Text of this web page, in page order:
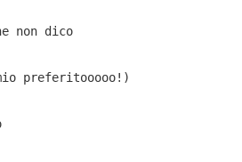
non dico
preferitooooo!)